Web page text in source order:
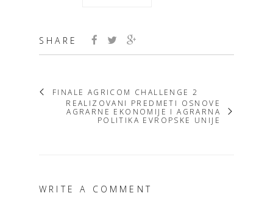
SHARE
FINALE AGRICOM CHALLENGE 2
REALIZOVANI PREDMETI OSNOVE
AGRARNE EKONOMIJE I AGRARNA
POLITIKA EVROPSKE UNIJE
WRITE A COMMENT